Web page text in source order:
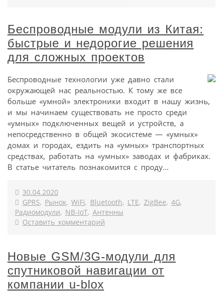
Беспроводные модули из Китая:
быстрые и недорогие решения
для сложных проектов
Беспроводные технологии уже давно стали
окружающей нас реальностью. К тому же все
больше «умной» электроники входит в нашу жизнь,
и мы начинаем существовать не просто среди
«умных» подключенных вещей и устройств, а
непосредственно в общей экосистеме — «умных»
домах и городах, ездить на «умных» транспортных
средствах, работать на «умных» заводах и фабриках.
В статье читатель познакомится с проду...
30.04.2020
GPRS, Рынок, WiFi, Bluetooth, LTE, ZigBee, 4G,
Радиомодули, NB-IoT, Антенны
Оставить комментарий
Новые GSM/3G-модули для
спутниковой навигации от
компании u-blox